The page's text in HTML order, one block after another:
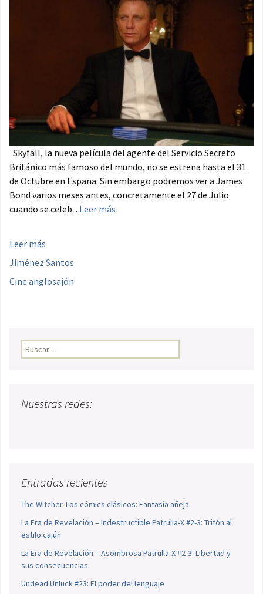
Skyfall, la nueva película del agente del Servicio Secreto
Británico más famoso del mundo, no se estrena hasta el 31
de Octubre en España. Sin embargo podremos ver a James
Bond varios meses antes, concretamente el 27 de Julio
cuando se celeb... Leer más
Leer más
Jiménez Santos
Cine anglosajón
Buscar:
Nuestras redes:
Entradas recientes
The Witcher. Los cómics clásicos: Fantasía añeja
La Era de Revelación – Indestructible Patrulla-X #2-3: Tritón al
estilo cajún
La Era de Revelación – Asombrosa Patrulla-X #2-3: Libertad y
sus consecuencias
Undead Unluck #23: El poder del lenguaje